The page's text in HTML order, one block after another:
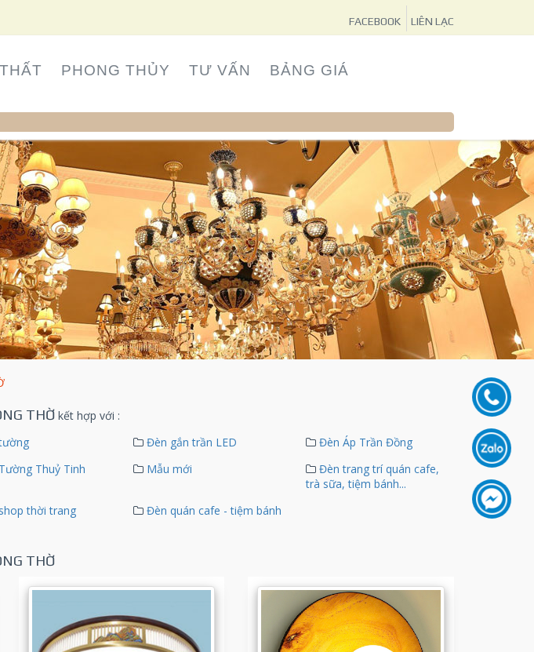
FACEBOOK LIÊN LẠC
PHONG THỦY TƯ VẤN BẢNG GIÁ
THỜkết hợp với :
Đèn gắn trần LED
Đèn Áp Trần Đồng
Thuỷ Tinh Mẫu mới
Đèn trang trí quán cafe,
trà sữa, tiệm bánh...
thời trang Đèn quán cafe - tiệm bánh
THỜ